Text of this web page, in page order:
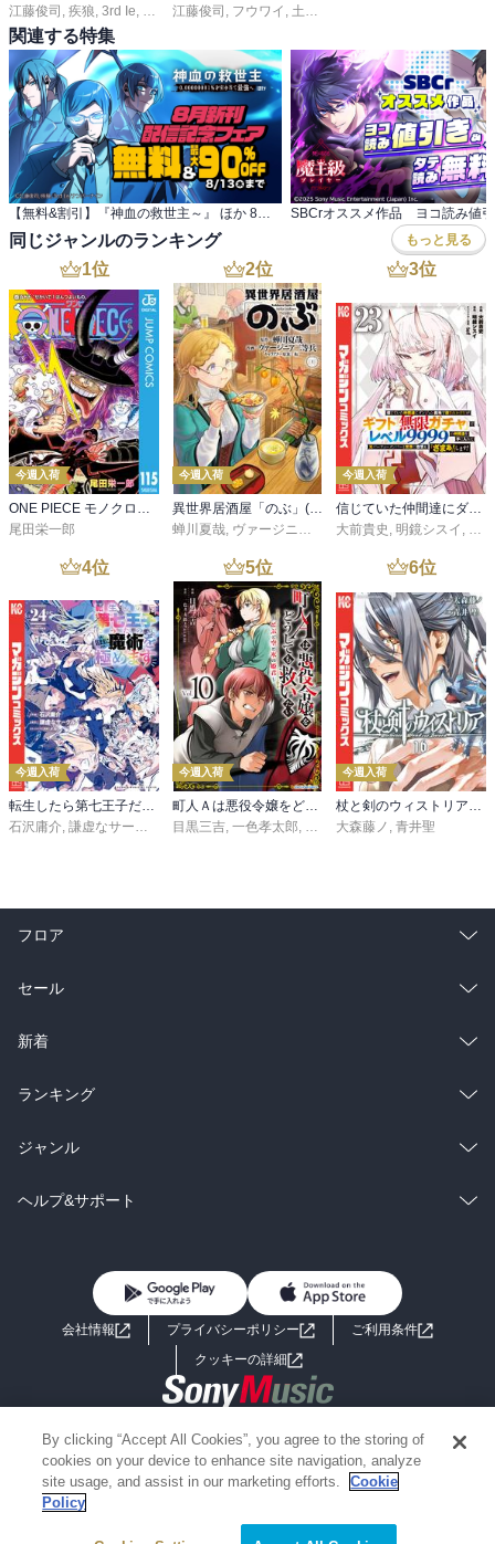
江藤俊司 , 疾狼, 3rd Ie, Studio No.9
江藤俊司 , フウワイ , 土田健太
関連する特集
【無料&割引】『神血の救世主～』 ほか 8月新刊配信記念フェア
同じジャンルのランキング もっと見る
1位
今週入荷
尾田栄一郎
2位
今週入荷
蝉川夏哉 ヴァージニア二等兵 ,転
3位
今週入荷
大前貴史 明鏡シスイ
4位
今週入荷
転生したら第七王子だったので、気ままに魔術を極めます（２４）
石沢庸介, 謙虚なサークル メル。
5位
今週入荷
町人Ａは悪役令嬢をどうしても救いたい ～どぶと空と氷の姫君～１０【電子書店共通特典イラスト付】
目黒三吉, 一色孝太郎, Parum
6位
今週入荷
杖と剣のウィストリア（１６）
大森藤ノ , 青井聖
フロア
総合
ラノベ
雑誌・グラビア
BL・TL
セール
総合
ラノベ
雑誌・グラビア
BL・TL
新着
総合
ラノベ
雑誌・グラビア
ランキング
総合
ラノベ
ジャンル
コミック
ライトノベル 男子向けラノベ
小説
海外小説
ミステリー SF
歴史・時代小説
ヘルプ&サポート
よくあるご質問 お問い合わせ
会社情報 プライバシーポリシー
ご利用条件
クッキーの詳細
Copyright 2017 - 2026 Sony Music Entertainment(Japan) Inc.
Information on the site is for the Japan domestic market only
powered by
By clicking “Accept All Cookies”, you agree to the storing of
cookies on your device to enhance site navigation, analyze
site usage, and assist in our marketing efforts.
Cookie
Policy